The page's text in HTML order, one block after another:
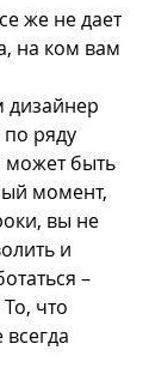
же не дает
на ком вам
дизайнер
ряду
быть
момент,
вы не
и
–
что